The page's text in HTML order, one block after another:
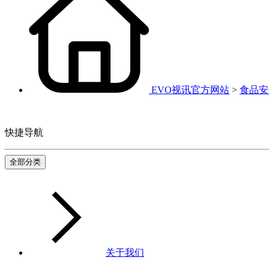
EVO视讯官方网站 > 食品
快捷导航
全部分类
关于我们